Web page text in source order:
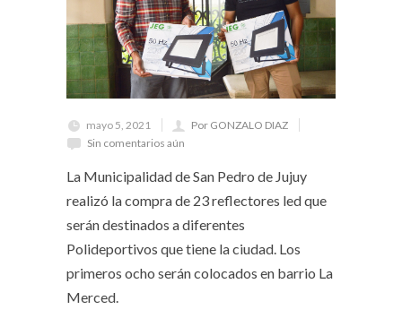
mayo 5, 2021
Por GONZALO DIAZ
Sin comentarios aún
La Municipalidad de San Pedro de Jujuy
realizó la compra de 23 reflectores led que
serán destinados a diferentes
Polideportivos que tiene la ciudad. Los
primeros ocho serán colocados en barrio La
Merced.